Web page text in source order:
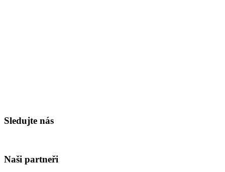
Sledujte nás
Naši partneři